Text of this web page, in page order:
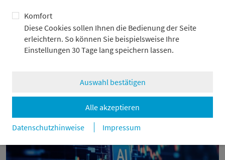
Komfort
Diese Cookies sollen Ihnen die Bedienung der Seite
erleichtern. So können Sie beispielsweise Ihre
Einstellungen 30 Tage lang speichern lassen.
Auswahl bestätigen
Alle akzeptieren
Datenschutzhinweise
Impressum
zurück
Weitere Beiträge